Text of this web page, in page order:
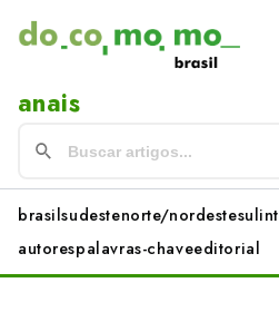
anais
brasilsudestenorte/nordestesulint
autorespalavras-chaveeditorial